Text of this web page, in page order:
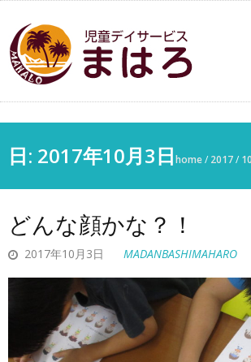
日: 2017年10月3日home/ 2017/
どんな顔かな？！
2017年10月3日 MADANBASHIMAHARO